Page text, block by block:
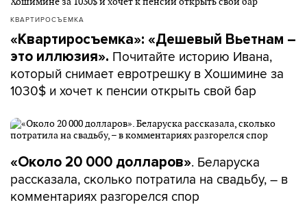
КВАРТИРОСЪЕМКА
«Квартиросъемка»: «Дешевый Вьетнам –
это иллюзия». Почитайте историю Ивана,
который снимает евротрешку в Хошимине за
1030$ и хочет к пенсии открыть свой бар
«Около 20 000 долларов». Беларуска
рассказала, сколько потратила на свадьбу, – в
комментариях разгорелся спор